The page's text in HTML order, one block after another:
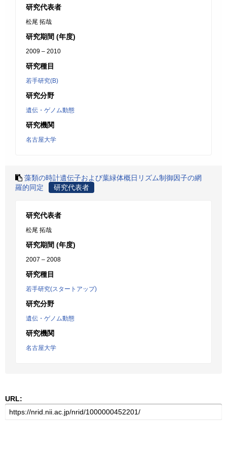
研究代表者
松尾 拓哉
研究期間 (年度)
2009 – 2010
研究種目
若手研究(B)
研究分野
遺伝・ゲノム動態
研究機関
名古屋大学
藻類の時計遺伝子および葉緑体概日リズム制御因子の網
羅的同定
研究代表者
研究代表者
松尾 拓哉
研究期間 (年度)
2007 – 2008
研究種目
若手研究(スタートアップ)
研究分野
遺伝・ゲノム動態
研究機関
名古屋大学
URL: